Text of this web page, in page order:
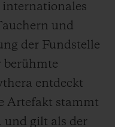
und
der Fundstelle
berühmte
entdeckt
Artefakt stammt
und gilt als der